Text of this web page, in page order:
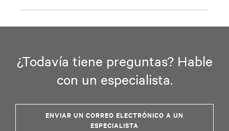
¿Todavía tiene preguntas? Hable
con un especialista.
ENVIAR UN CORREO ELECTRÓNICO A UN
ESPECIALISTA